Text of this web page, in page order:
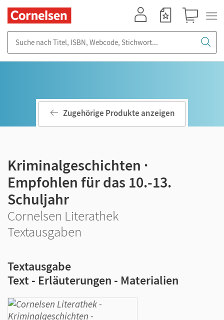
Zugehörige Produkte anzeigen
Kriminalgeschichten ·
Empfohlen für das 10.-13.
Schuljahr
Cornelsen Literathek
Textausgaben
Textausgabe
Text - Erläuterungen - Materialien